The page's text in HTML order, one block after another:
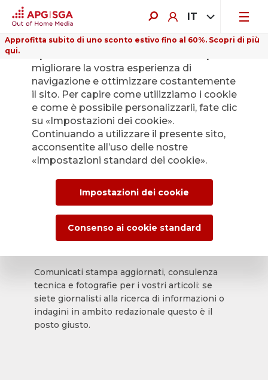
IT
Approfitta subito di uno sconto estivo fino al 60%. Scopri di più
qui.
Indietro
L’Ufficio stampa di
APG|SGA per le
news e i comunicati
stampa.
Comunicati stampa aggiornati, consulenza
tecnica e fotografie per i vostri articoli: se
siete giornalisti alla ricerca di informazioni o
indagini in ambito redazionale questo è il
posto giusto.
migliorare la vostra esperienza di
navigazione e ottimizzare costantemente
il sito. Per capire come utilizziamo i cookie
e come è possibile personalizzarli, fate clic
su «Impostazioni dei cookie».
Continuando a utilizzare il presente sito,
acconsentite all’uso delle nostre
«Impostazioni standard dei cookie».
Impostazioni dei cookie
Consenso ai cookie standard